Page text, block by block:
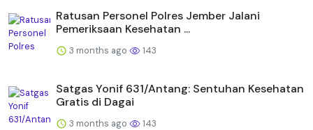
Ratusan Personel Polres Jember Jalani
Pemeriksaan Kesehatan ...
3 months ago 143
Satgas Yonif 631/Antang: Sentuhan Kesehatan
Gratis di Dagai
3 months ago 143